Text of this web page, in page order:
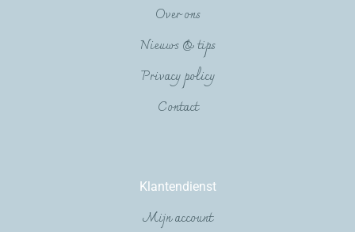
Over ons
Nieuws & tips
Privacy policy
Contact
Klantendienst
Mijn account